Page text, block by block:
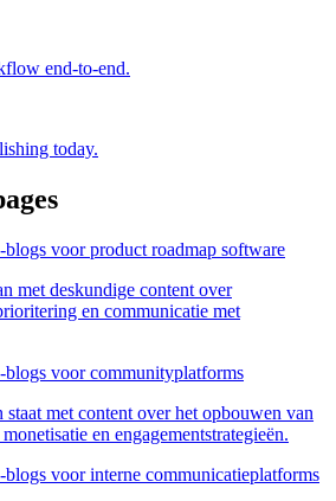
end-to-end.
today.
voor product roadmap software
met deskundige content over
en communicatie met
voor communityplatforms
staat met content over het opbouwen van
en engagementstrategieën.
voor interne communicatieplatforms